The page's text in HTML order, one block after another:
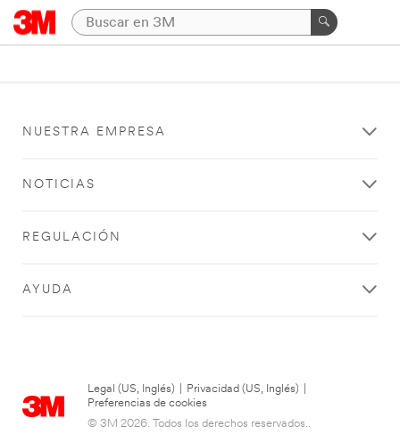
NUESTRA EMPRESA
NOTICIAS
REGULACIÓN
AYUDA
Legal (US, Inglés) Privacidad (US, Inglés)
Preferencias de cookies
© 3M 2026. Todos los derechos reservados..